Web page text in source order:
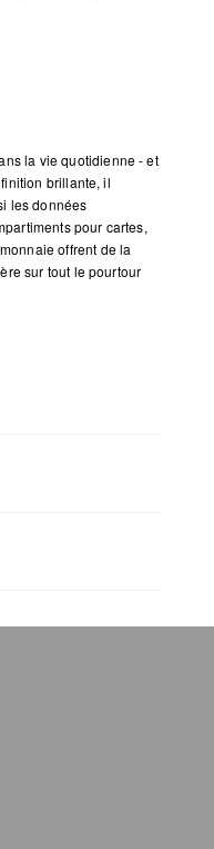
la vie quotidienne - et
brillante, il
les données
pour cartes,
offrent de la
sur tout le pourtour